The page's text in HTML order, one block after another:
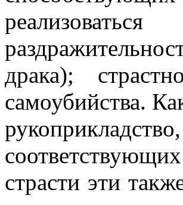
драка);
самоубийства.
страсти эти